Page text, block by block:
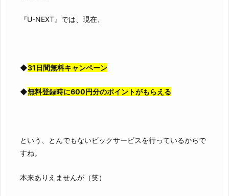
『U-NEXT』では、現在、
◆31日間無料キャンペーン
◆無料登録時に600円分のポイントがもらえる
という、とんでもないビックサービスを行っているからで
すね。
本来ありえませんが（笑）